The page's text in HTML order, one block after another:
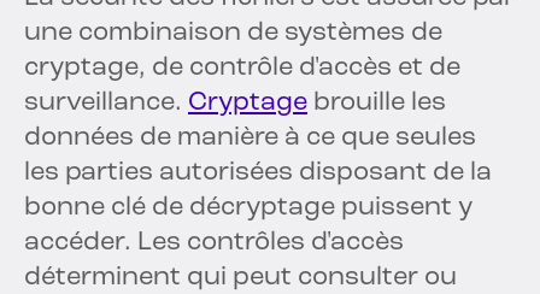
une combinaison de systèmes de
cryptage, de contrôle d'accès et de
surveillance. Cryptage brouille les
données de manière à ce que seules
les parties autorisées disposant de la
bonne clé de décryptage puissent y
accéder. Les contrôles d'accès
déterminent qui peut consulter ou